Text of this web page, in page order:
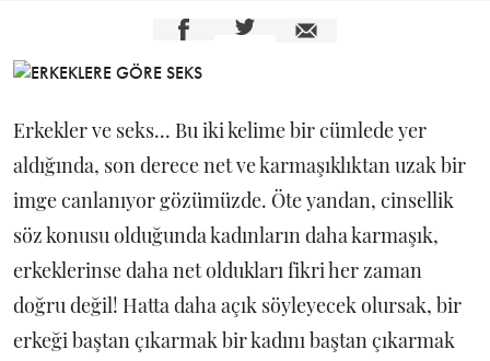
Erkekler ve seks... Bu iki kelime bir cümlede yer
aldığında, son derece net ve karmaşıklıktan uzak bir
imge canlanıyor gözümüzde. Öte yandan, cinsellik
söz konusu olduğunda kadınların daha karmaşık,
erkeklerinse daha net oldukları fikri her zaman
doğru değil! Hatta daha açık söyleyecek olursak, bir
erkeği baştan çıkarmak bir kadını baştan çıkarmak